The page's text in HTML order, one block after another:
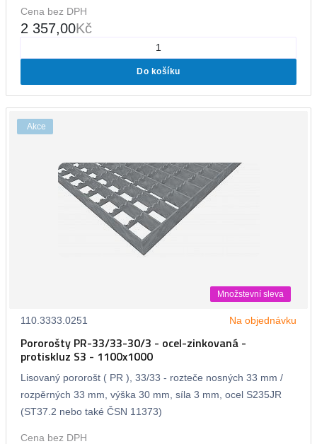
Cena bez DPH
2 357,00Kč
Do košíku
Akce
Množstevní sleva
110.3333.0251 Na objednávku
Pororošty PR-33/33-30/3 - ocel-zinkovaná -
protiskluz S3 - 1100x1000
Lisovaný pororošt ( PR ), 33/33 - rozteče nosných 33 mm /
rozpěrných 33 mm, výška 30 mm, síla 3 mm, ocel S235JR
(ST37.2 nebo také ČSN 11373)
Cena bez DPH